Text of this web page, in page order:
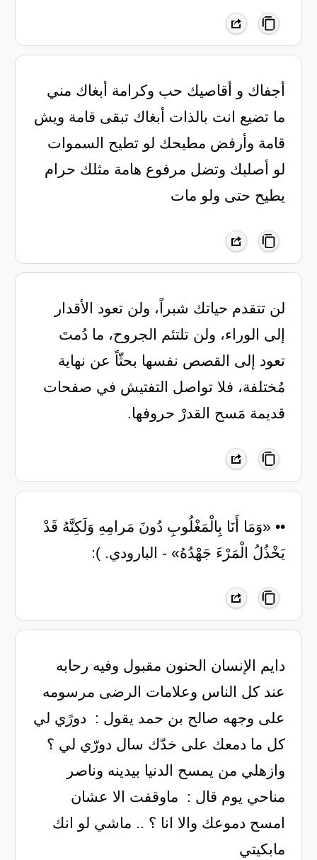
أجفاك و أقاصيك حب وكرامة ‏أبغاك مني
ما تضيع انت بالذات ‏أبغاك تبقى قامة ويش
قامة ‏وأرفض مطيحك لو تطيح السموات
‏لو أصلبك وتضل مرفوع هامة ‏مثلك حرام
يطيح حتى ولو مات
لن تتقدم حياتك شبراً، ولن تعود الأقدار
إلى الوراء، ولن تلتئم الجروح، ما دُمتَ
تعود إلى القصص نفسها بحثّاً عن نهاية
مُختلفة، فلا تواصل التفتيش في صفحات
قديمة مَسح القدرْ حروفها.
•• «وَمَا أَنَا بِالْمَغْلُوبِ دُونَ مَرامِهِ وَلَكِنَّهُ قَدْ
يَخْذُلُ الْمَرْءَ جَهْدُهُ» - البارودي. ):
‏دايم الإنسان الحنون مقبول وفيه رحابه
عند ‏كل الناس وعلامات الرضى مرسومه
على وجهه ‏صالح بن حمد يقول : ‏ دورًي لي
كل ما دمعك على خدّك سال ‏دورّي لي ؟
وازهلي من يمسح الدنيا بيدينه ‏وناصر
مناحي يوم قال : ‏ ماوقفت الا عشان
امسح دموعك ‏والا انا ؟ .. ماشي لو انك
مابكيتي